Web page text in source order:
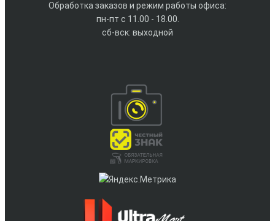
Обработка заказов и режим работы офиса:
пн-пт с 11.00 - 18.00.
сб-вск: выходной